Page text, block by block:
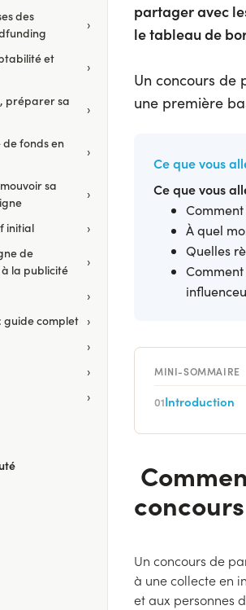
des
›
et
›
préparer sa
›
fonds en
›
sa
›
initial
›
de
la publicité
›
›
guide complet ›
›
›
›
partager avec
le tableau de
Un concours de
une première
Ce que vous
Ce que vous
À quel
Quelles
MINI-SOMMAIRE
01Introduction
Un concours de
à une collecte en
et aux personnes